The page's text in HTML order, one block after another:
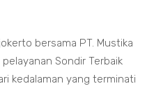
bersama PT. Mustika
Sondir Terbaik
kedalaman yang terminati